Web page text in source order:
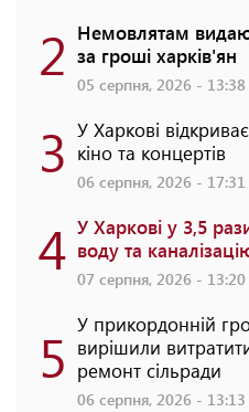
2 Немовлятам
за гроші харків'ян
05 серпня, 2026 - 13:38
3 У Харкові
кіно та концертів
06 серпня, 2026 - 17:31
4 У Харкові у 3,5
воду та
07 серпня, 2026 - 13:20
5 У прикордонній
вирішили
ремонт сільради
06 серпня, 2026 - 13:13